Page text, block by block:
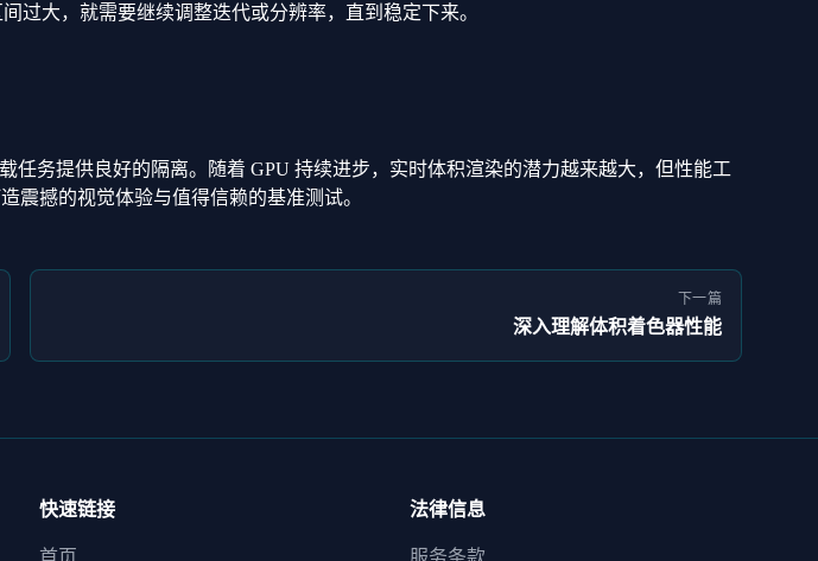
过大，就需要继续调整迭代或分辨率，直到稳定下来。
务提供良好的隔离。随着 GPU 持续进步，实时体积渲染的潜力越来越大，但性能工
震撼的视觉体验与值得信赖的基准测试。
下一篇
深入理解体积着色器性能
快速链接
首页
法律信息
服务条款